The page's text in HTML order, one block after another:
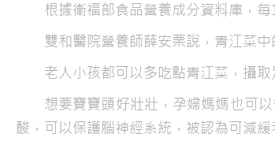
根據衛福部食品營養成分資料庫，
雙和醫院營養師薛安栗說，青江菜
老人小孩都可以多吃點青江菜，攝
想要寶寶頭好壯壯，孕婦媽媽也可
酸，可以保護腦神經系統，被認為可減緩